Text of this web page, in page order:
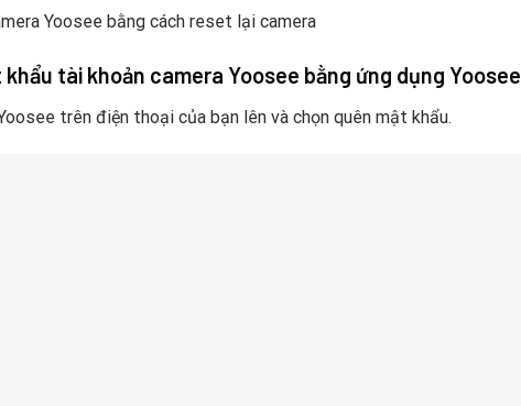
Yoosee bằng cách reset lại camera
khẩu tài khoản camera Yoosee bằng ứng dụng Yoosee
trên điện thoại của bạn lên và chọn quên mật khẩu.